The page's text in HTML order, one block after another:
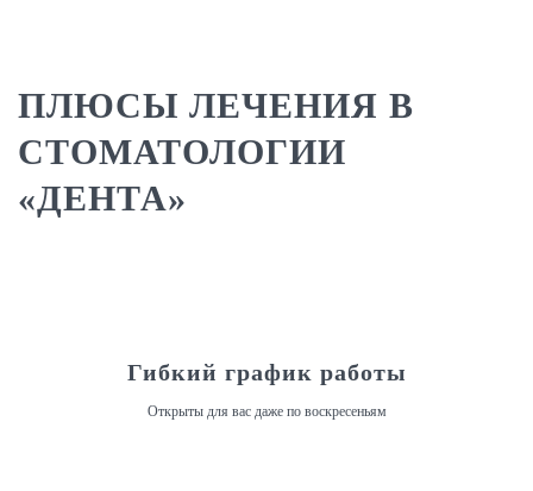
ПЛЮСЫ ЛЕЧЕНИЯ В
СТОМАТОЛОГИИ
«ДЕНТА»
Гибкий график работы
Открыты для вас даже по воскресеньям